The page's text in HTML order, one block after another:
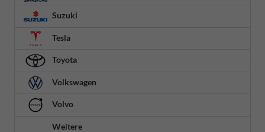
Suzuki
Tesla
Toyota
Volkswagen
Volvo
Weitere